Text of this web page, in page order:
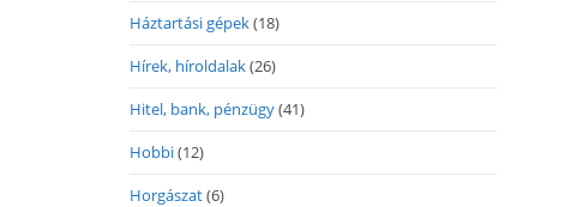
Háztartási gépek(18)
Hírek, híroldalak(26)
Hitel, bank, pénzügy(41)
Hobbi(12)
Horgászat(6)